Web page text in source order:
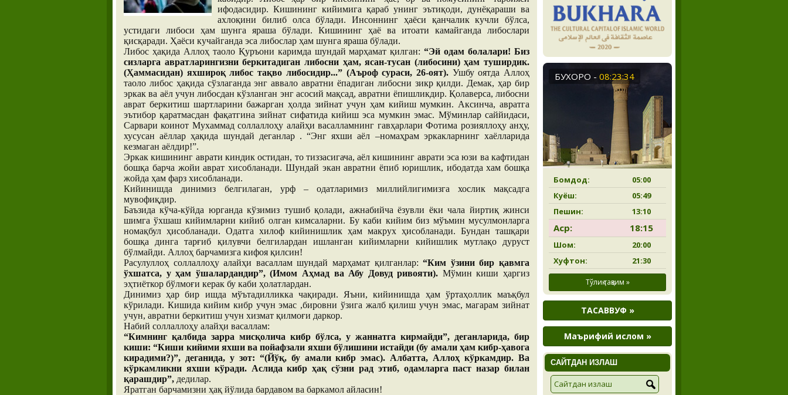
ифодасидир. Кишининг кийимига қараб унинг эътиқоди, дунёқараши ва
ахлоқини билиб олса бўлади. Инсоннинг ҳаёси қанчалик кучли бўлса,
устидаги либоси ҳам шунга яраша бўлади. Кишининг ҳаё ва итоати камайганда либослари
қисқаради. Ҳаёси кучайганда эса либослар ҳам шунга яраша бўлади.
Либос ҳақида Аллоҳ таоло Қуръони каримда шундай марҳамат қилган:“Эй одам болалари! Биз
сизларга авратларингизни беркитадиган либосни ҳам, ясан-тусан (либосини) ҳам туширдик.
(Ҳаммасидан) яхшироқ либос тақво либосидир...” (Аъроф сураси, 26-оят).Ушбу оятда Аллоҳ
таоло либос ҳақида сўзлаганда энг аввало авратни ёпадиган либосни зикр қилди. Демак, ҳар бир
эркак ва аёл учун либосдан кўзланган энг асосий мақсад, авратни ёпишликдир. Қолаверса, либосни
аврат беркитиш шартларини бажарган ҳолда зийнат учун ҳам кийиш мумкин. Аксинча, авратга
эътибор қаратмасдан фақатгина зийнат сифатида кийиш эса мумкин эмас. Мўминлар саййидаси,
Сарвари коинот Мухаммад соллаллоҳу алайҳи васалламнинг гавҳарлари Фотима розияллоҳу анҳу,
хусусан аёллар ҳақида шундай деганлар . “Энг яхши аёл –номаҳрам эркакларнинг хаёлларида
кезмаган аёлдир!”.
Эркак кишининг аврати киндик остидан, то тиззасигача, аёл кишининг аврати эса юзи ва кафтидан
бошқа барча жойи аврат хисобланади. Шундай экан авратни ёпиб юришлик, ибодатда хам бошқа
жойда ҳам фарз хисобланади.
Кийинишда динимиз белгилаган, урф – одатларимиз миллийлигимизга хослик мақсадга
мувофиқдир.
Баъзида кўча-кўйда юрганда кўзимиз тушиб қолади, ажнабийча ёзувли ёки чала йиртиқ жинси
шимга ўхшаш кийимларни кийиб олган кимсаларни. Бу каби кийим биз мўъмин мусулмонларга
номақбул ҳисобланади. Одатга хилоф кийинишлик ҳам макрух ҳисобланади. Бундан ташқари
бошқа динга тарғиб қилувчи белгилардан ишланган кийимларни кийишлик мутлақо дуруст
бўлмайди. Аллоҳ барчамизга кифоя қилсин!
Расулуллоҳ соллаллоҳу алайҳи васаллам шундай марҳамат қилганлар: “Ким ўзини бир қавмга
ўхшатса, у ҳам ўшалардандир”, (Имом Аҳмад ва Абу Довуд ривояти). Мўмин киши ҳаргиз
эҳтиёткор бўлмоғи керак бу каби ҳолатлардан.
Динимиз ҳар бир ишда мўътадилликка чақиради. Яъни, кийинишда ҳам ўртаҳоллик маъқбул
кўрилади. Кишида кийим кибр учун эмас ,бировни ўзига жалб қилиш учун эмас, магарам зийнат
учун, авратни беркитиш учун хизмат қилмоғи даркор.
Набий соллаллоҳу алайҳи васаллам:
“Кимнинг қалбида зарра мисқолича кибр бўлса, у жаннатга кирмайди”, деганларида, бир
киши: “Киши кийими яхши ва пойафзали яхши бўлишини истайди (бу амали ҳам кибр-ҳавога
кирадими?)”, деганида, у зот: “(Йўқ, бу амали кибр эмас). Албатта, Аллоҳ кўркамдир. Ва
кўркамликни яхши кўради. Аслида кибр ҳақ сўзни рад этиб, одамларга паст назар билан
қарашдир”, дедилар.
Яратган барчамизни ҳақ йўлида бардавом ва баркамол айласин!
БУХОРО - 08:23:35
Бомдод:
05:00
Куёш:
05:49
Пешин:
13:10
Аср: 18:15
Шом:
20:00
Хуфтон:
21:30
Тўлиқ тақвим »
ТАСАВВУФ »
Маърифий ислом »
САЙТДАН ИЗЛАШ